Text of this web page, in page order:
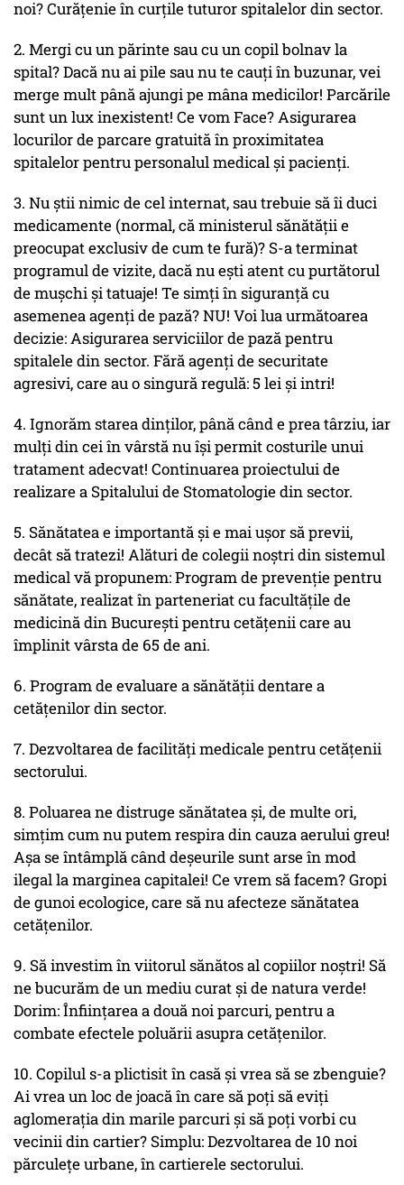
noi? Curățenie în curțile tuturor spitalelor din sector.
2. Mergi cu un părinte sau cu un copil bolnav la
spital? Dacă nu ai pile sau nu te cauți în buzunar, vei
merge mult până ajungi pe mâna medicilor! Parcările
sunt un lux inexistent! Ce vom Face? Asigurarea
locurilor de parcare gratuită în proximitatea
spitalelor pentru personalul medical și pacienți.
3. Nu știi nimic de cel internat, sau trebuie să îi duci
medicamente (normal, că ministerul sănătății e
preocupat exclusiv de cum te fură)? S-a terminat
programul de vizite, dacă nu ești atent cu purtătorul
de mușchi și tatuaje! Te simți în siguranță cu
asemenea agenți de pază? NU! Voi lua următoarea
decizie: Asigurarea serviciilor de pază pentru
spitalele din sector. Fără agenți de securitate
agresivi, care au o singură regulă: 5 lei și intri!
4. Ignorăm starea dinților, până când e prea târziu, iar
mulți din cei în vârstă nu își permit costurile unui
tratament adecvat! Continuarea proiectului de
realizare a Spitalului de Stomatologie din sector.
5. Sănătatea e importantă și e mai ușor să previi,
decât să tratezi! Alături de colegii noștri din sistemul
medical vă propunem: Program de prevenție pentru
sănătate, realizat în parteneriat cu facultățile de
medicină din București pentru cetățenii care au
împlinit vârsta de 65 de ani.
6. Program de evaluare a sănătății dentare a
cetățenilor din sector.
7. Dezvoltarea de facilități medicale pentru cetățenii
sectorului.
8. Poluarea ne distruge sănătatea și, de multe ori,
simțim cum nu putem respira din cauza aerului greu!
Așa se întâmplă când deșeurile sunt arse în mod
ilegal la marginea capitalei! Ce vrem să facem? Gropi
de gunoi ecologice, care să nu afecteze sănătatea
cetățenilor.
9. Să investim în viitorul sănătos al copiilor noștri! Să
ne bucurăm de un mediu curat și de natura verde!
Dorim: Înființarea a două noi parcuri, pentru a
combate efectele poluării asupra cetățenilor.
10. Copilul s-a plictisit în casă și vrea să se zbenguie?
Ai vrea un loc de joacă în care să poți să eviți
aglomerația din marile parcuri și să poți vorbi cu
vecinii din cartier? Simplu: Dezvoltarea de 10 noi
părculețe urbane, în cartierele sectorului.